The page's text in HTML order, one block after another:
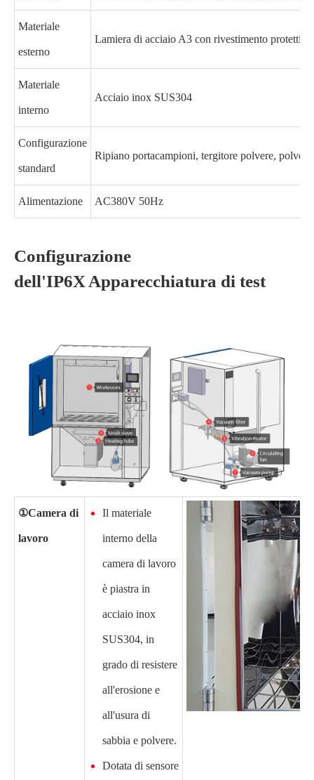
Materiale
esterno
Lamiera di acciaio A3 con rivestimento protettivo
Materiale
interno
Acciaio inox SUS304
Configurazione
standard
Ripiano portacampioni, tergitore polvere,
Alimentazione AC380V 50Hz
Configurazione
dell'IP6X Apparecchiatura di test
①Camera di
lavoro
Il materiale
interno della
camera di lavoro
è piastra in
acciaio inox
SUS304, in
grado di resistere
all'erosione e
all'usura di
sabbia e polvere.
Dotata di sensore